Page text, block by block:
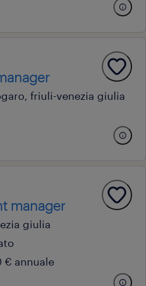
friuli-venezia giulia
manager
giulia
€ annuale